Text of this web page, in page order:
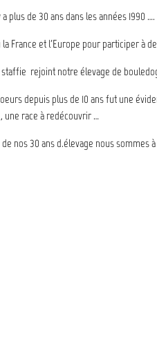
plus de 30 ans dans les années 1990 ….
France et l'Europe pour participer à
staffie rejoint notre élevage de
depuis plus de 10 ans fut une
une race à redécouvrir …
nos 30 ans d.élevage nous